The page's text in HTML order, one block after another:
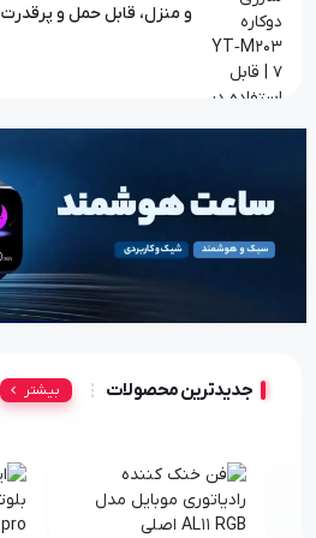
و منزل، قابل حمل و پرقدرت
جدیدترین محصولات بیشتر